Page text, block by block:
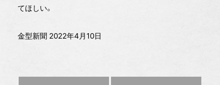
てほしい。
金型新聞 2022年4月10日